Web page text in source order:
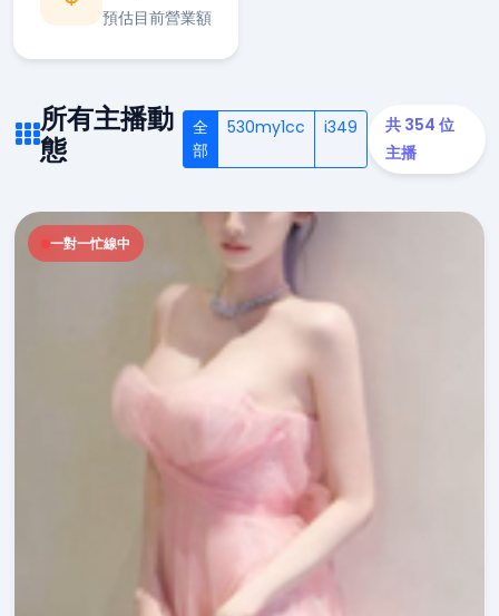
預估目前營業額
所有主播動
態
全
部
530my1cc i349
共 354 位
主播
一對一忙線中